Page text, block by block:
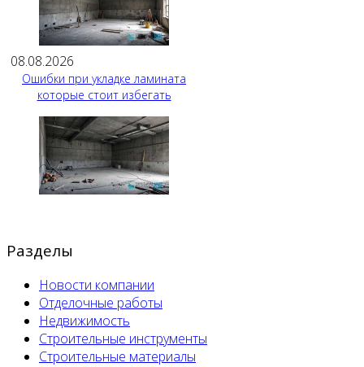
08.08.2026
Ошибки при укладке ламината
которые стоит избегать
Разделы
Новости компании
Отделочные работы
Недвижимость
Строительные инструменты
Строительные материалы